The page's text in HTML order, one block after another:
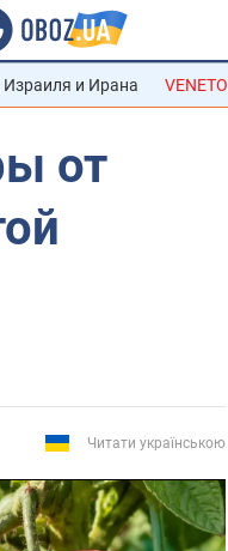
Израиля и Ирана VENETO
от
Читати українською